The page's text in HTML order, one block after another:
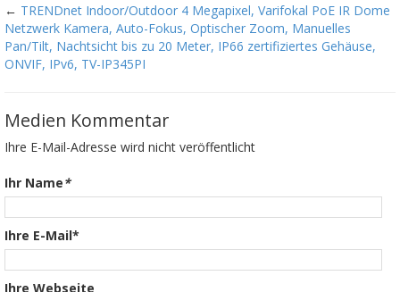
← TRENDnet Indoor/Outdoor 4 Megapixel, Varifokal PoE IR Dome
Netzwerk Kamera, Auto-Fokus, Optischer Zoom, Manuelles
Pan/Tilt, Nachtsicht bis zu 20 Meter, IP66 zertifiziertes Gehäuse,
ONVIF, IPv6, TV-IP345PI
Medien Kommentar
Ihre E-Mail-Adresse wird nicht veröffentlicht
Ihr Name*
Ihre E-Mail*
Ihre Webseite